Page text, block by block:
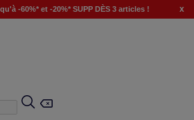
-60%* et -20%* SUPP DÈS 3 articles ! x